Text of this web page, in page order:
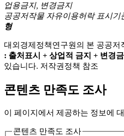
공공저작물 자유이용허락 표시기
형
대외경제정책연구원의 본 공공저
: 출처표시 + 상업적 금지 + 변경
있습니다. 저작권정책 참조
콘텐츠 만족도 조사
이 페이지에서 제공하는 정보에
콘텐츠 만족도 조사